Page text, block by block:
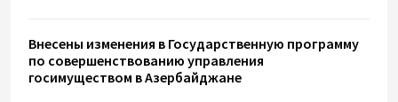
Внесены изменения в Государственную программу
по совершенствованию управления
госимуществом в Азербайджане